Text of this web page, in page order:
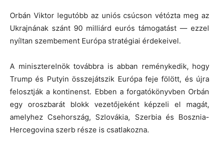
Orbán Viktor legutóbb az uniós csúcson vétózta meg az
Ukrajnának szánt 90 milliárd eurós támogatást — ezzel
nyíltan szembement Európa stratégiai érdekeivel.
A miniszterelnök továbbra is abban reménykedik, hogy
Trump és Putyin összejátszik Európa feje fölött, és újra
felosztják a kontinenst. Ebben a forgatókönyvben Orbán
egy oroszbarát blokk vezetőjeként képzeli el magát,
amelyhez Csehország, Szlovákia, Szerbia és Bosznia-
Hercegovina szerb része is csatlakozna.